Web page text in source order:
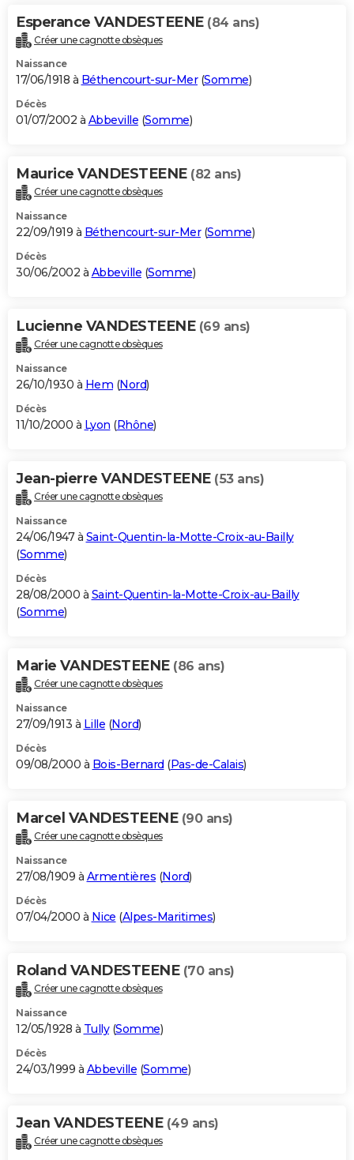
Esperance VANDESTEENE (84 ans)
Créer une cagnotte obsèques
Naissance
17/06/1918 à Béthencourt-sur-Mer(Somme)
Décès
01/07/2002 à Abbeville (Somme)
Maurice VANDESTEENE (82 ans)
Créer une cagnotte obsèques
Naissance
22/09/1919 à Béthencourt-sur-Mer(Somme)
Décès
30/06/2002 à Abbeville (Somme)
Lucienne VANDESTEENE (69 ans)
Créer une cagnotte obsèques
Naissance
26/10/1930 à Hem (Nord)
Décès
11/10/2000 à Lyon (Rhône)
Jean-pierre VANDESTEENE (53 ans)
Créer une cagnotte obsèques
Naissance
24/06/1947 à Saint-Quentin-la-Motte-Croix-au-Bailly
(Somme)
Décès
28/08/2000 à Saint-Quentin-la-Motte-Croix-au-Bailly
(Somme)
Marie VANDESTEENE (86 ans)
Créer une cagnotte obsèques
Naissance
27/09/1913 à Lille (Nord)
Décès
09/08/2000 à Bois-Bernard (Pas-de-Calais)
Marcel VANDESTEENE (90 ans)
Créer une cagnotte obsèques
Naissance
27/08/1909 à Armentières (Nord)
Décès
07/04/2000 à Nice (Alpes-Maritimes)
Roland VANDESTEENE (70 ans)
Créer une cagnotte obsèques
Naissance
12/05/1928 à Tully(Somme)
Décès
24/03/1999 à Abbeville (Somme)
Jean VANDESTEENE (49 ans)
Créer une cagnotte obsèques